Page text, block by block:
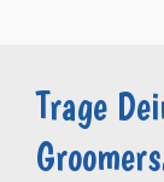
Trage